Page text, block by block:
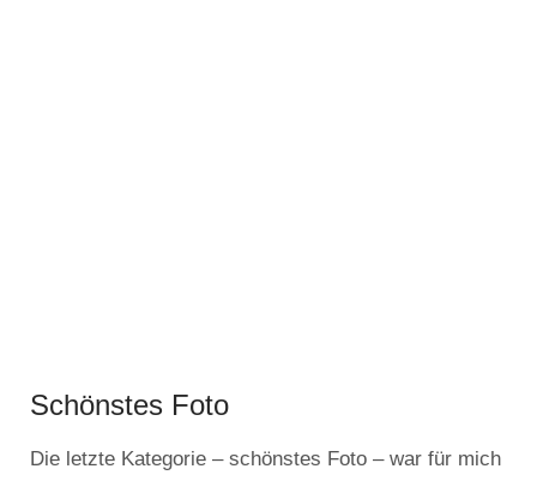
Schönstes Foto
Die letzte Kategorie – schönstes Foto – war für mich